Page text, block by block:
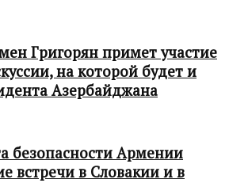
Григорян примет участие
на которой будет и
Азербайджана
безопасности Армении
встречи в Словакии и в